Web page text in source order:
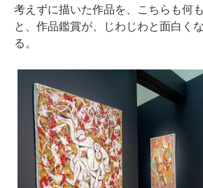
考えずに描いた作品を、こちらも何
と、作品鑑賞が、じわじわと面白く
る。